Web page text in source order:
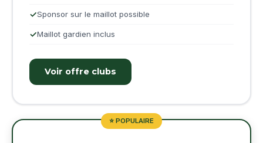
Sponsor sur le maillot possible
Maillot gardien inclus
Voir offre clubs
⭐ POPULAIRE